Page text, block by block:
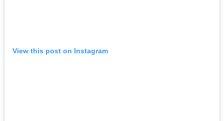
View this post on Instagram